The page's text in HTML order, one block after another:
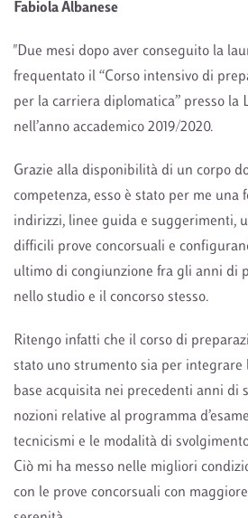
Fabiola Albanese
"Due mesi dopo aver conseguito la
frequentato il “Corso intensivo di
per la carriera diplomatica” presso la
nell’anno accademico 2019/2020.
Grazie alla disponibilità di un corpo
competenza, esso è stato per me una
indirizzi, linee guida e suggerimenti,
difficili prove concorsuali e
ultimo di congiunzione fra gli anni di
nello studio e il concorso stesso.
Ritengo infatti che il corso di
stato uno strumento sia per integrare
base acquisita nei precedenti anni di
nozioni relative al programma
tecnicismi e le modalità di
Ciò mi ha messo nelle migliori
con le prove concorsuali con